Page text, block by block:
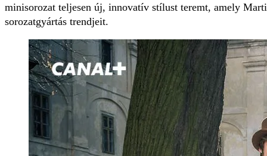
minisorozat teljesen új, innovatív stílust teremt, amely
sorozatgyártás trendjeit.